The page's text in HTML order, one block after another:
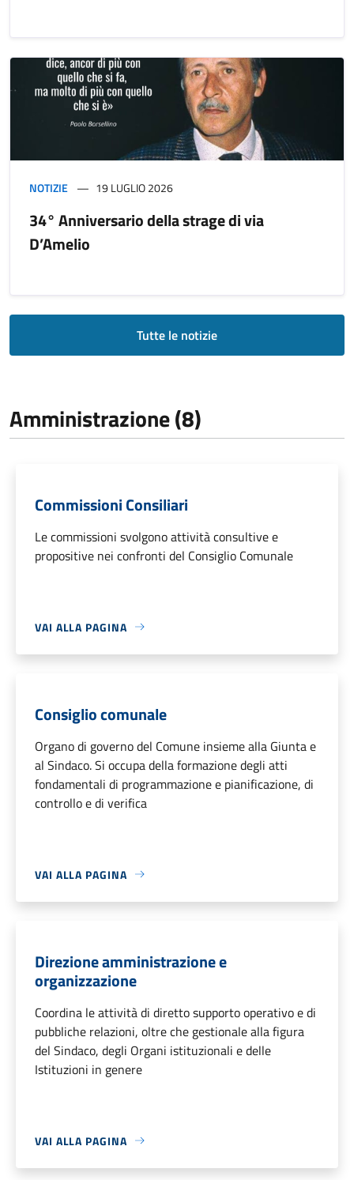
NOTIZIE 19 LUGLIO 2026
34° Anniversario della strage di via
D’Amelio
Tutte le notizie
Amministrazione (8)
Commissioni Consiliari
Le commissioni svolgono attività consultive e
propositive nei confronti del Consiglio Comunale
VAI ALLA PAGINA
Consiglio comunale
Organo di governo del Comune insieme alla Giunta e
al Sindaco. Si occupa della formazione degli atti
fondamentali di programmazione e pianificazione, di
controllo e di verifica
VAI ALLA PAGINA
Direzione amministrazione e
organizzazione
Coordina le attività di diretto supporto operativo e di
pubbliche relazioni, oltre che gestionale alla figura
del Sindaco, degli Organi istituzionali e delle
Istituzioni in genere
VAI ALLA PAGINA